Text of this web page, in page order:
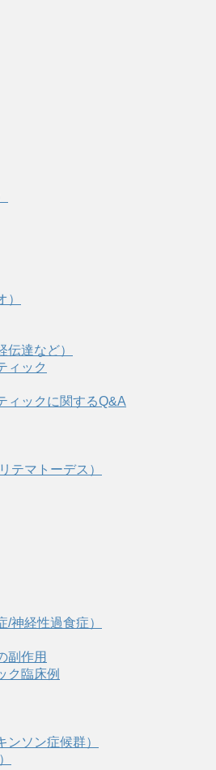
達など）
ィック
ィックに関するQ&A
テマトーデス）
神経性過食症）
副作用
ク臨床例
ソン症候群）